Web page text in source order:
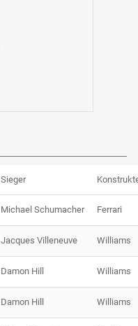
Sieger
Michael Schumacher Ferrari
Jacques Villeneuve Williams
Damon Hill Williams
Damon Hill Williams